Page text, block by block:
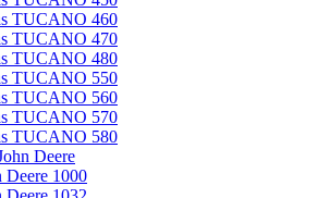
TUCANO 460
TUCANO 470
TUCANO 480
TUCANO 550
TUCANO 560
TUCANO 570
TUCANO 580
Deere
Deere 1000